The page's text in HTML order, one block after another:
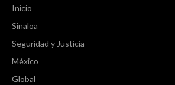
Inicio
Sinaloa
Seguridad y Justicia
México
Global